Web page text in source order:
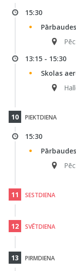
15:30
13:15 - 15:30
Skolas
10 PIEKTDIENA
15:30
11 SESTDIENA
12 SVĒTDIENA
13 PIRMDIENA